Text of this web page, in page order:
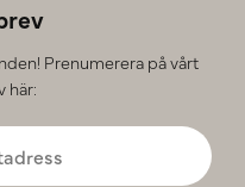
Prenumerera på vårt
här: